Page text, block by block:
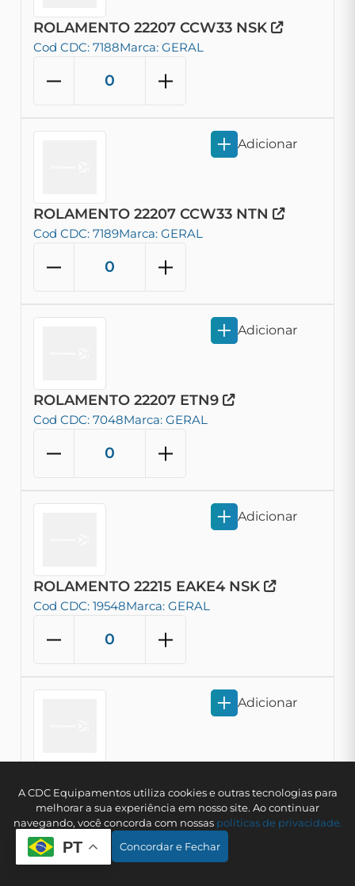
PT
ROLAMENTO 22207 CCW33 NSK
Cod CDC: 7188Marca: GERAL
ROLAMENTO 22207 CCW33 NTN
Cod CDC: 7189Marca: GERAL
Adicionar
ROLAMENTO 22207 ETN9
Cod CDC: 7048Marca: GERAL
Adicionar
ROLAMENTO 22215 EAKE4 NSK
Cod CDC: 19548Marca: GERAL
Adicionar
Cod CDC: 19785Marca: GERAL
Adicionar
A CDC Equipamentos utiliza cookies e outras tecnologias para
melhorar a sua experiência em nosso site. Ao continuar
navegando, você concorda com nossas polí­ticas de privacidade.
Concordar e Fechar